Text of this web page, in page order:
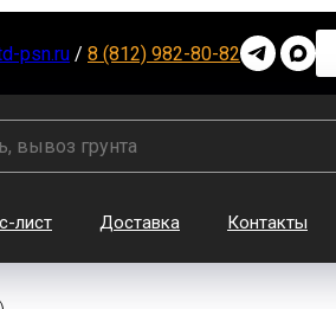
psn.ru / 8 (812) 982-80-82
лист Доставка Контакты